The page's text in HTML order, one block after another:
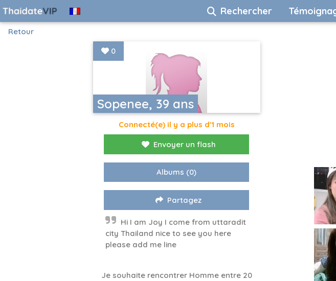
Rechercher
Retour
Sopenee, 39 ans
0
Connecté(e) il y a plus d'1 mois
Envoyer un flash
Albums (0)
Partagez
Hi I am Joy I come from uttaradit
city Thailand nice to see you here
please add me line
Je souhaite rencontrer Homme entre 20